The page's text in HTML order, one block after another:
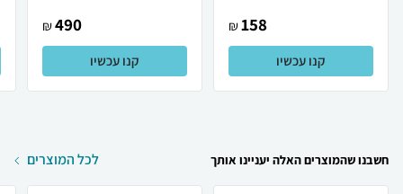
158
₪
קנו עכשיו
490
₪
קנו עכשיו
חשבנו שהמוצרים האלה יעניינו אותך לכל המוצרים